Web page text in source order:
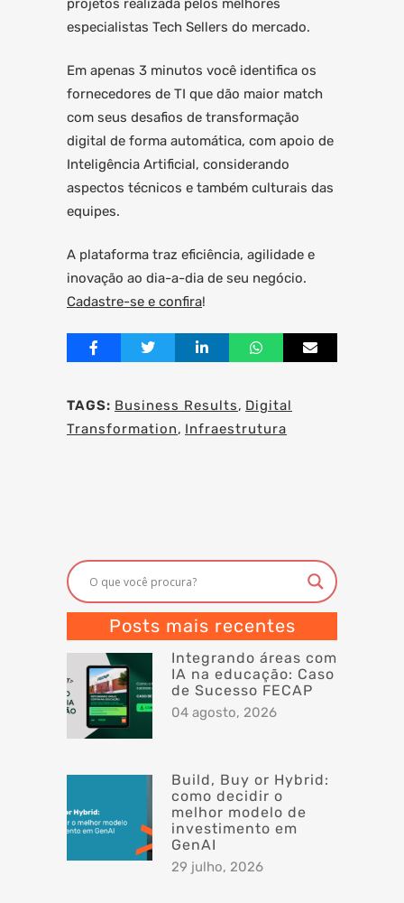
projetos realizada pelos melhores
especialistas Tech Sellers do mercado.
Em apenas 3 minutos você identifica os
fornecedores de TI que dão maior match
com seus desafios de transformação
digital de forma automática, com apoio de
Inteligência Artificial, considerando
aspectos técnicos e também culturais das
equipes.
A plataforma traz eficiência, agilidade e
inovação ao dia-a-dia de seu negócio.
Cadastre-se e confira!
TAGS: Business Results, Digital
Transformation, Infraestrutura
Posts mais recentes
Integrando áreas com
IA na educação: Caso
de Sucesso FECAP
04 agosto, 2026
Build, Buy or Hybrid:
como decidir o
melhor modelo de
investimento em
GenAI
29 julho, 2026